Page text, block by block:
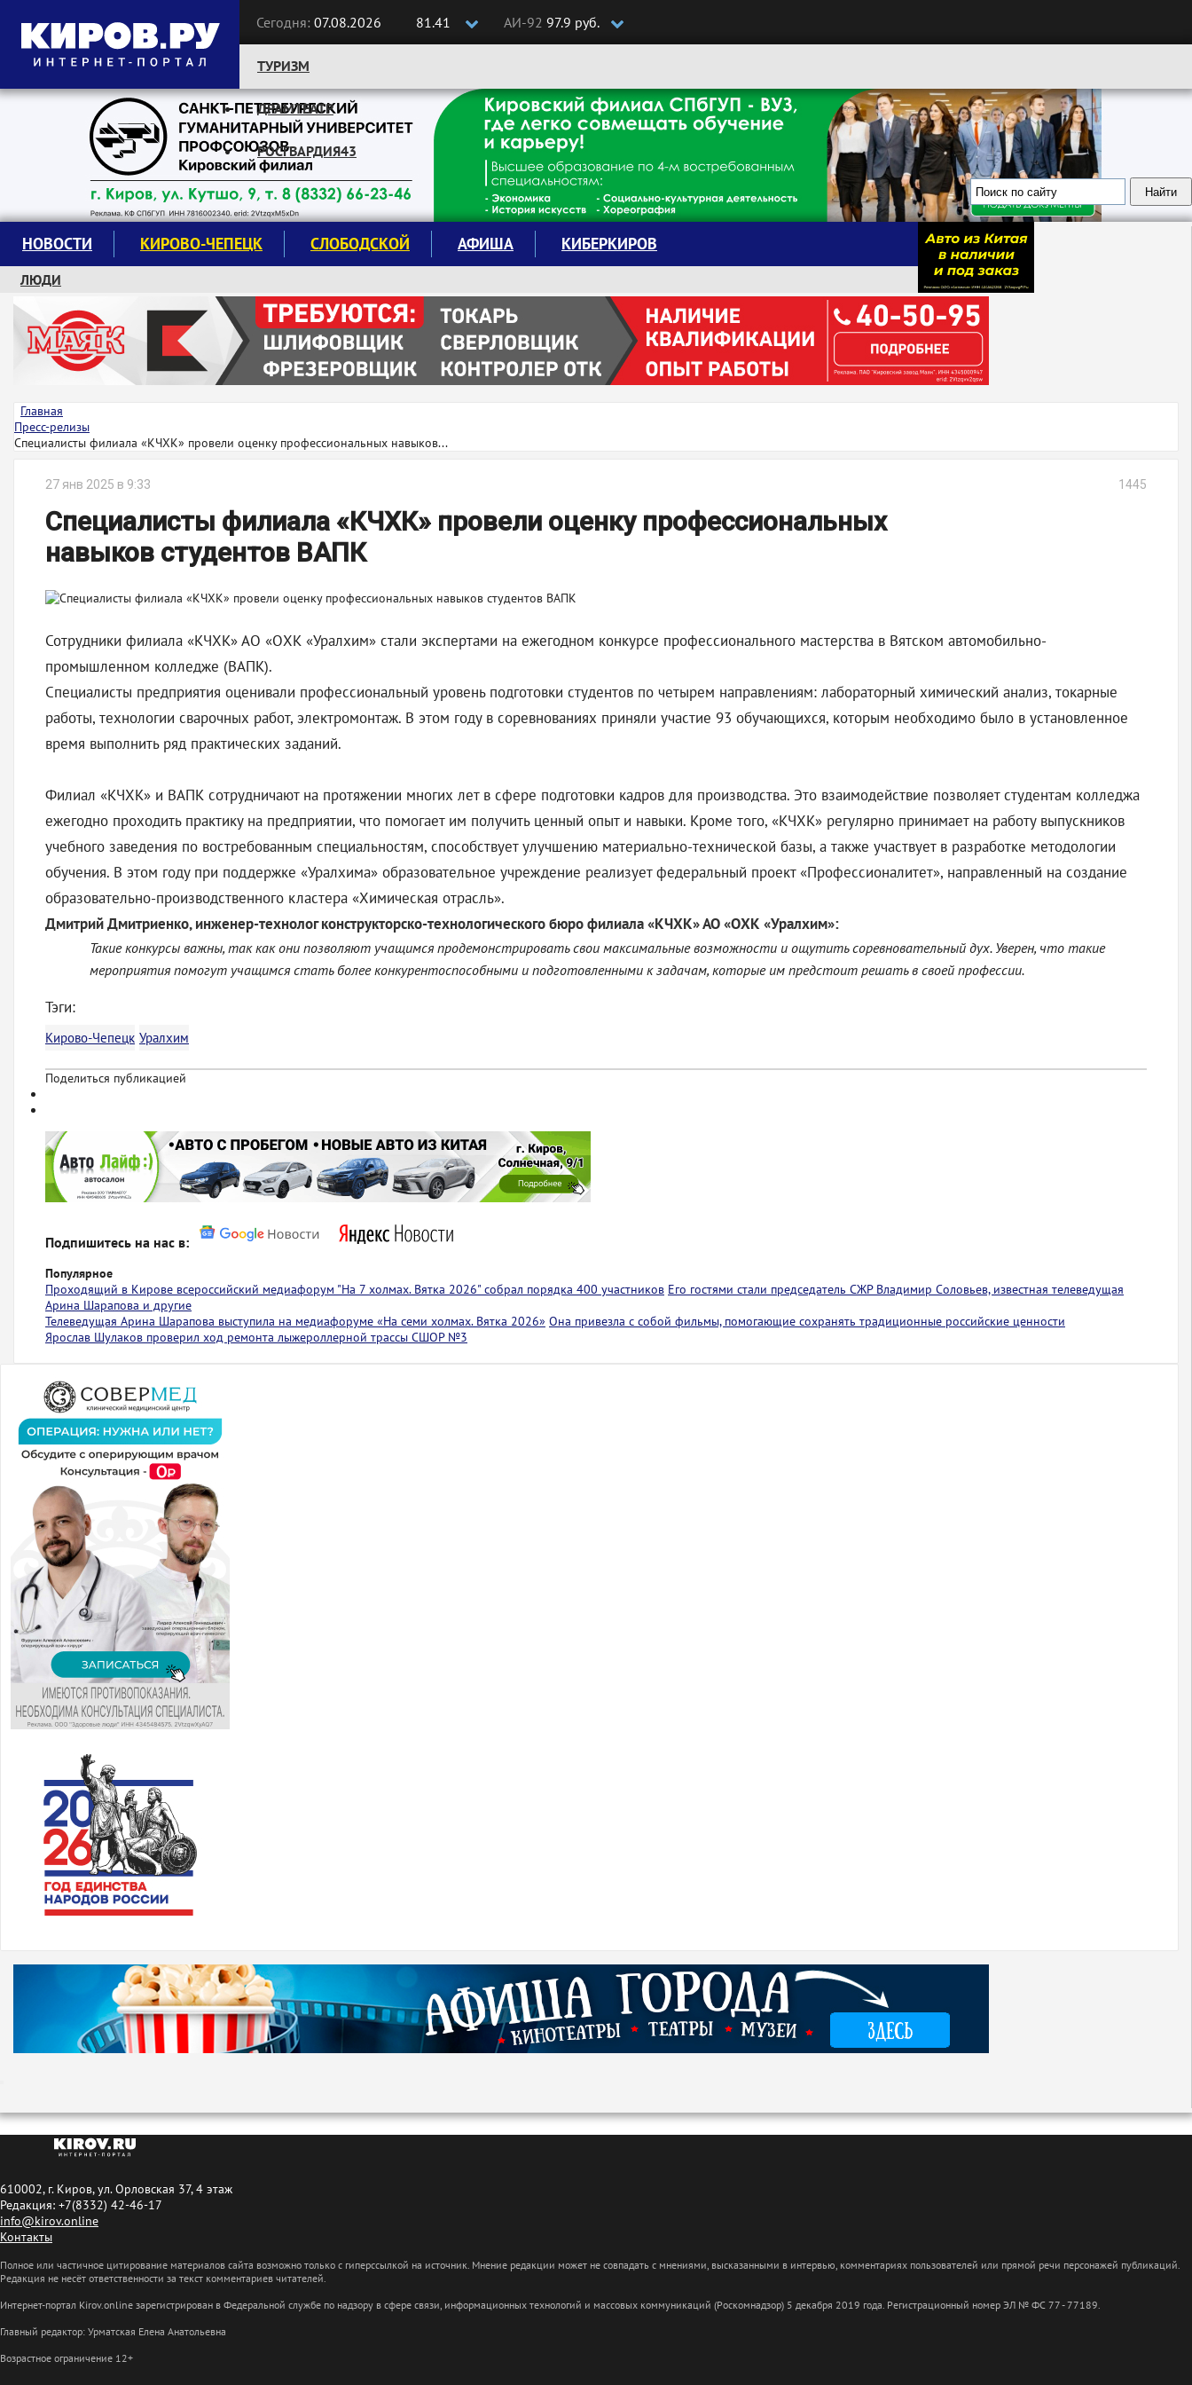
Сегодня: 07.08.2026 81.41 АИ-92 97.9 руб.
Следите за новостями:
ТУРИЗМ
ДРАМТЕАТР
РОСГВАРДИЯ43
НОВОСТИ КИРОВО-ЧЕПЕЦК СЛОБОДСКОЙ АФИША КИБЕРКИРОВ
ЛЮДИ
КРУЖКИ И СЕКЦИИ
ЗАВОДУ "МАЯК" 85 ЛЕТ
ЭКОЛОГИЯ
Главная
Пресс-релизы
Специалисты филиала «КЧХК» провели оценку профессиональных навыков...
27 янв 2025 в 9:33 1445
Специалисты филиала «КЧХК» провели оценку профессиональных
навыков студентов ВАПК
Сотрудники филиала «КЧХК» АО «ОХК «Уралхим» стали экспертами на ежегодном конкурсе профессионального мастерства в Вятском автомобильно-
промышленном колледже (ВАПК).
Специалисты предприятия оценивали профессиональный уровень подготовки студентов по четырем направлениям: лабораторный химический анализ, токарные
работы, технологии сварочных работ, электромонтаж. В этом году в соревнованиях приняли участие 93 обучающихся, которым необходимо было в установленное
время выполнить ряд практических заданий.
Филиал «КЧХК» и ВАПК сотрудничают на протяжении многих лет в сфере подготовки кадров для производства. Это взаимодействие позволяет студентам колледжа
ежегодно проходить практику на предприятии, что помогает им получить ценный опыт и навыки. Кроме того, «КЧХК» регулярно принимает на работу выпускников
учебного заведения по востребованным специальностям, способствует улучшению материально-технической базы, а также участвует в разработке методологии
обучения. В этом году при поддержке «Уралхима» образовательное учреждение реализует федеральный проект «Профессионалитет», направленный на создание
образовательно-производственного кластера «Химическая отрасль».
Дмитрий Дмитриенко, инженер-технолог конструкторско-технологического бюрофилиала«КЧХК» АО «ОХК «Уралхим»:
Такие конкурсы важны, так как они позволяют учащимся продемонстрировать свои максимальные возможности и ощутить соревновательный дух. Уверен, что такие
мероприятия помогут учащимся стать более конкурентоспособными и подготовленными к задачам, которые им предстоит решать в своей профессии.
Тэги:
Кирово-Чепецк Уралхим
Поделиться публикацией
Подпишитесь на нас в:
Популярное
Проходящий в Кирове всероссийский медиафорум "На 7 холмах. Вятка 2026" собрал порядка 400 участников Его гостями стали председатель СЖР Владимир Соловьев, известная телеведущая
Арина Шарапова и другие
Телеведущая Арина Шарапова выступила на медиафоруме «На семи холмах. Вятка 2026» Она привезла с собой фильмы, помогающие сохранять традиционные российские ценности
Ярослав Шулаков проверил ход ремонта лыжероллерной трассы СШОР №3
610002, г. Киров, ул. Орловская 37, 4 этаж
Редакция: +7(8332) 42-46-17
info@kirov.online
Контакты
Полное или частичное цитирование материалов сайта возможно только с гиперссылкой на источник. Мнение редакции может не совпадать с мнениями, высказанными в интервью, комментариях пользователей или прямой речи персонажей публикаций.
Редакция не несёт ответственности за текст комментариев читателей.
Интернет-портал Kirov.online зарегистрирован в Федеральной службе по надзору в сфере связи, информационных технологий и массовых коммуникаций (Роскомнадзор) 5 декабря 2019 года. Регистрационный номер ЭЛ № ФС 77 - 77189.
Главный редактор: Урматская Елена Анатольевна
Возрастное ограничение 12+